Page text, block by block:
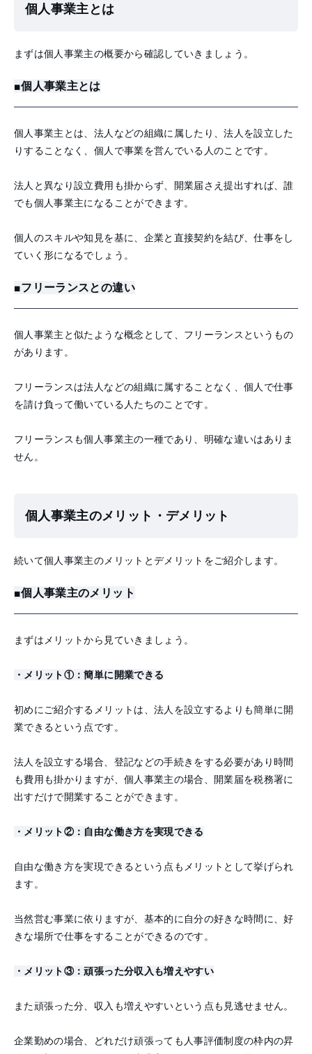
個人事業主とは
まずは個人事業主の概要から確認していきましょう。
■個人事業主とは
個人事業主とは、法人などの組織に属したり、法人を設立した
りすることなく、個人で事業を営んでいる人のことです。
法人と異なり設立費用も掛からず、開業届さえ提出すれば、誰
でも個人事業主になることができます。
個人のスキルや知見を基に、企業と直接契約を結び、仕事をし
ていく形になるでしょう。
■フリーランスとの違い
個人事業主と似たような概念として、フリーランスというもの
があります。
フリーランスは法人などの組織に属することなく、個人で仕事
を請け負って働いている人たちのことです。
フリーランスも個人事業主の一種であり、明確な違いはありま
せん。
個人事業主のメリット・デメリット
続いて個人事業主のメリットとデメリットをご紹介します。
■個人事業主のメリット
まずはメリットから見ていきましょう。
・メリット①：簡単に開業できる
初めにご紹介するメリットは、法人を設立するよりも簡単に開
業できるという点です。
法人を設立する場合、登記などの手続きをする必要があり時間
も費用も掛かりますが、個人事業主の場合、開業届を税務署に
出すだけで開業することができます。
・メリット②：自由な働き方を実現できる
自由な働き方を実現できるという点もメリットとして挙げられ
ます。
当然営む事業に依りますが、基本的に自分の好きな時間に、好
きな場所で仕事をすることができるのです。
・メリット③：頑張った分収入も増えやすい
また頑張った分、収入も増えやすいという点も見逃せません。
企業勤めの場合、どれだけ頑張っても人事評価制度の枠内の昇